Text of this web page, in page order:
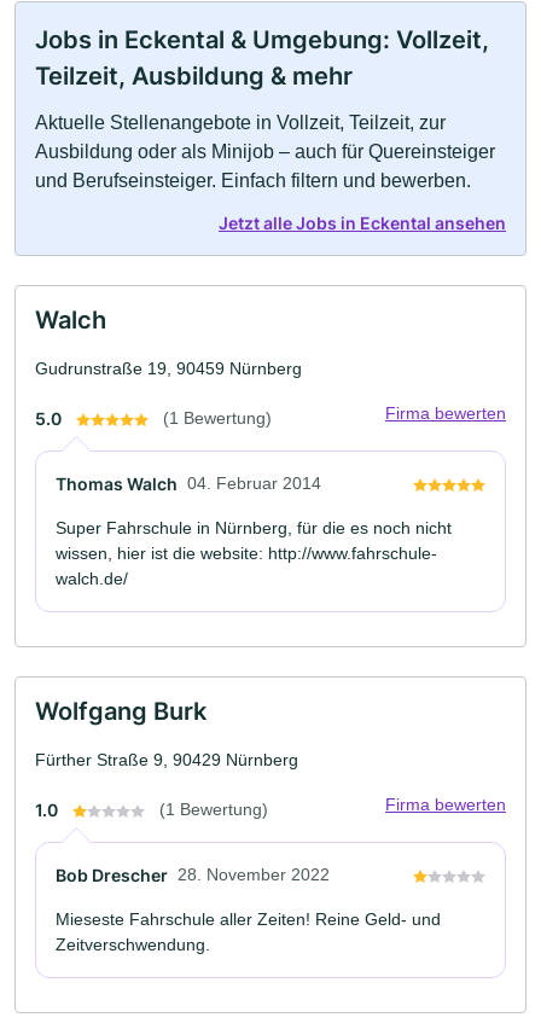
Jobs in Eckental & Umgebung: Vollzeit,
Teilzeit, Ausbildung & mehr
Aktuelle Stellenangebote in Vollzeit, Teilzeit, zur
Ausbildung oder als Minijob – auch für Quereinsteiger
und Berufseinsteiger. Einfach filtern und bewerben.
Jetzt alle Jobs in Eckental ansehen
Walch
Gudrunstraße 19, 90459 Nürnberg
5.0 (1 Bewertung) Firma bewerten
Thomas Walch 04. Februar 2014
Super Fahrschule in Nürnberg, für die es noch nicht
wissen, hier ist die website: http://www.fahrschule-
walch.de/
Wolfgang Burk
Fürther Straße 9, 90429 Nürnberg
1.0 (1 Bewertung) Firma bewerten
Bob Drescher 28. November 2022
Mieseste Fahrschule aller Zeiten! Reine Geld- und
Zeitverschwendung.